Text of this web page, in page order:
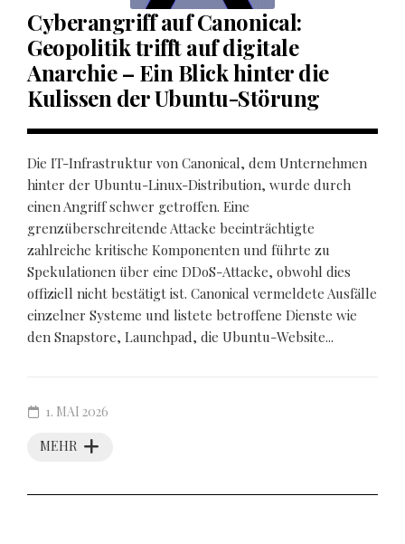
Cyberangriff auf Canonical:
Geopolitik trifft auf digitale
Anarchie – Ein Blick hinter die
Kulissen der Ubuntu-Störung
Die IT-Infrastruktur von Canonical, dem Unternehmen
hinter der Ubuntu-Linux-Distribution, wurde durch
einen Angriff schwer getroffen. Eine
grenzüberschreitende Attacke beeinträchtigte
zahlreiche kritische Komponenten und führte zu
Spekulationen über eine DDoS-Attacke, obwohl dies
offiziell nicht bestätigt ist. Canonical vermeldete Ausfälle
einzelner Systeme und listete betroffene Dienste wie
den Snapstore, Launchpad, die Ubuntu-Website...
MEHR
1. MAI 2026